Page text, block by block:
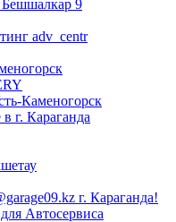
Бешшалкар 9
adv_centr
Каменогорск
г. Караганда
г. Караганда!
Автосервиса